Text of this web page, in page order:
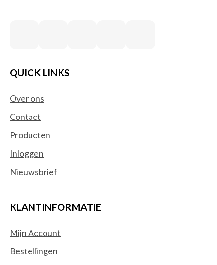
QUICK LINKS
Over ons
Contact
Producten
Inloggen
Nieuwsbrief
KLANTINFORMATIE
Mijn Account
Bestellingen